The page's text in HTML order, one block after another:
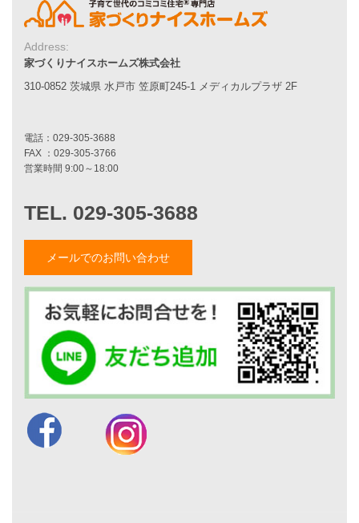
平屋をお考えの方へ
二世帯住宅をお考えの方へ
リフォームをお考えの方へ
施工事例一覧
お客様の声
家づくりへの想い
採用情報
お知らせ・イベント情報
ブログ一覧
菅原和彦のブログ
斎藤亮のブログ
小薬淳一のブログ
山形隆のブログ
仲内渉のブログ
Address:
家づくりナイスホームズ株式会社
310-0852 茨城県 水戸市 笠原町245-1 メディカルプラザ 2F
メールでのお問い合わせ